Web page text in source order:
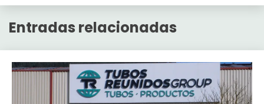
Entradas relacionadas